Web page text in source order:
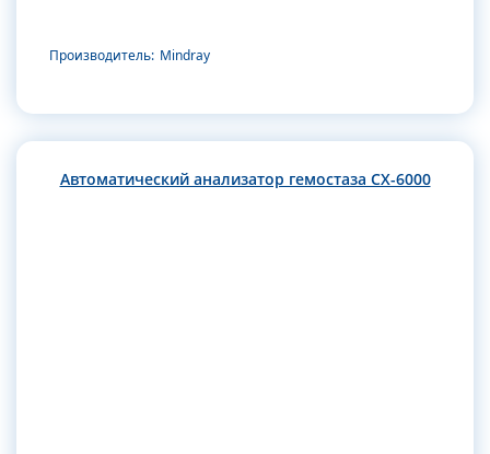
Производитель: Mindray
Автоматический анализатор гемостаза CX-6000